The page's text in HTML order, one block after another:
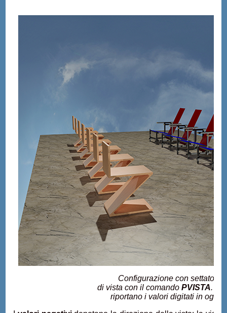
Configurazione con settato il
di vista con il comando PVISTA. Le
riportano i valori digitati in ogni